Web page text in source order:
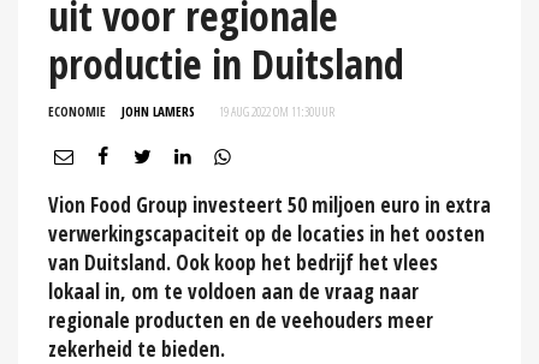
uit voor regionale
productie in Duitsland
ECONOMIE JOHN LAMERS 19 AUG 2022 OM 11:30UUR
Vion Food Group investeert 50 miljoen euro in extra
verwerkingscapaciteit op de locaties in het oosten
van Duitsland. Ook koop het bedrijf het vlees
lokaal in, om te voldoen aan de vraag naar
regionale producten en de veehouders meer
zekerheid te bieden.